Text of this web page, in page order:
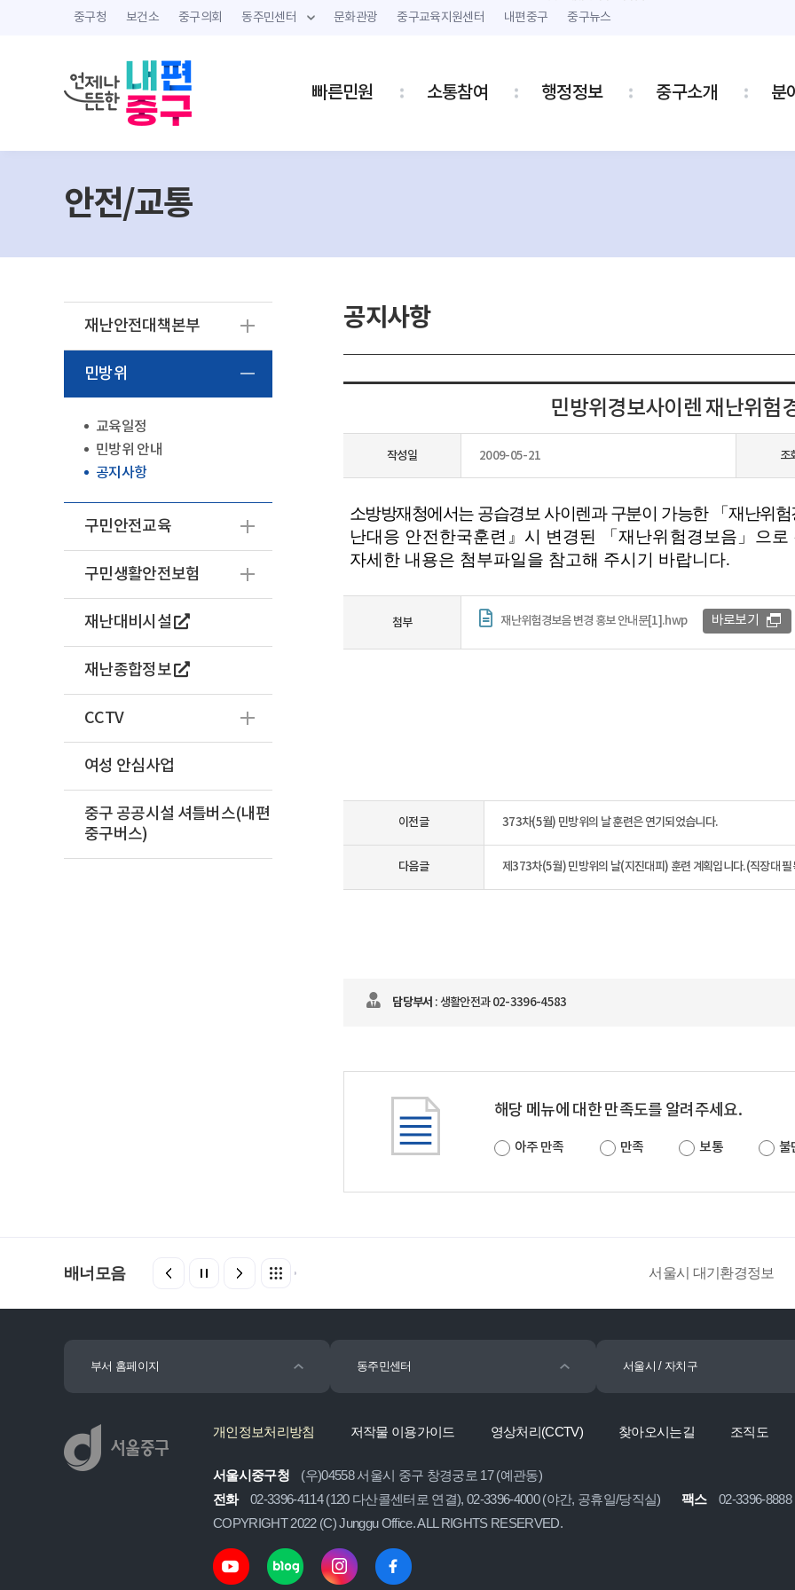
중구청 보건소 중구의회 동주민센터 문화관광 중구교육지원센터 내편중구 중구뉴스
빠른민원 소통참여 행정정보 중구소개 분
안전/교통
재난안전대책본부
민방위
교육일정
민방위 안내
공지사항
구민안전교육
구민생활안전보험
재난대비시설
재난종합정보
CCTV
여성 안심사업
중구 공공시설 셔틀버스(내편
중구버스)
공지사항
민방위경보사이렌 재난위험
작성일 2009-05-21 조
소방방재청에서는 공습경보 사이렌과 구분이 가능한 「재난위
난대응 안전한국훈련』시 변경된 「재난위험경보음」으로
자세한 내용은 첨부파일을 참고해 주시기 바랍니다.
첨부 재난위험경보음 변경 홍보 안내문[1].hwp 바로보기
이전글 373차(5월) 민방위의 날 훈련은 연기되었습니다.
다음글 제373차(5월) 민방위의 날(지진대피) 훈련 계획입니다.(직장대 필
담당부서 : 생활안전과 02-3396-4583
해당 메뉴에 대한 만족도를 알려주세요.
아주 만족 만족 보통 불
배너모음 서울시 대기환경정보
부서 홈페이지 동주민센터 서울시 / 자치구
개인정보처리방침 저작물 이용가이드 영상처리(CCTV) 찾아오시는길 조직도
서울시중구청
(우)04558 서울시 중구 창경궁로 17 (예관동)
전화
02-3396-4114 (120 다산콜센터로 연결), 02-3396-4000 (야간, 공휴일/당직실) 팩스
02-3396-8888
COPYRIGHT 2022 (C) Junggu Office. ALL RIGHTS RESERVED.